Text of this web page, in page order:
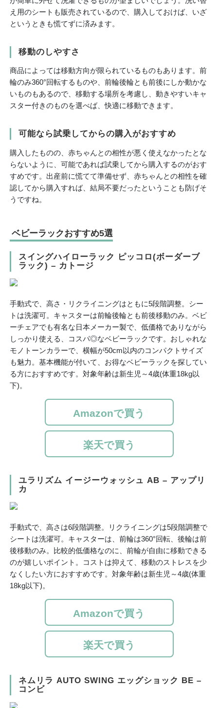
え用のシートも販売されているので、購入しておけば、いざ
というときも慌てずに済みます。
移動のしやすさ
商品によっては移動方向が限られているものもあります。前
輪のみ360°回転するものや、前輪後輪とも前後にしか動かな
いものもあるので、移動する場所を考慮し、動きやすいキャ
スター付きのものを選べば、快適に移動できます。
可能なら試乗してからの購入がおすすめ
購入したものの、赤ちゃんとの相性が悪く使えなかったとな
らないように、可能であれば試乗してから購入するのがおす
すめです。出産前に慌てて準備せず、赤ちゃんとの相性を確
認してから購入すれば、結局不要だったということも防げそ
うですね。
ベビーラックおすすめ5選
スイングハイローラック ピッコロ(ボーダーブ
ラック) – カトージ
手動式で、高さ・リクライニングはともに5段階調整。シー
トは洗濯可。キャスターは前輪後輪とも前後移動のみ。ベビ
ーチェアでも有名な日本メーカー製で、低価格でありながら
しっかり使える、コスパ◎なベビーラックです。おしゃれな
モノトーンカラーで、横幅が50cm以内のコンパクトサイズ
も魅力。基本機能が付いて、お得なベビーラックを探してい
る方におすすめです。対象年齢は新生児～4歳(体重18kg以
下)。
Amazonで買う
楽天で買う
ユラリズム イージーウォッシュ AB – アップリ
カ
手動式で、高さは6段階調整。リクライニングは5段階調整で
シートは洗濯可。キャスターは、前輪は360°回転、後輪は前
後移動のみ。比較的低価格なのに、前輪が自由に移動できる
のが嬉しいポイント。コストは抑えて、移動のストレスを少
なくしたい方におすすめです。対象年齢は新生児～4歳(体重
18kg以下)。
Amazonで買う
楽天で買う
ネムリラ AUTO SWING エッグショック BE –
コンビ